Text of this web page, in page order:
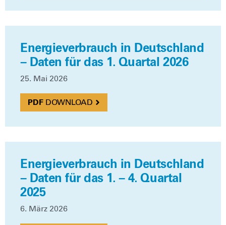
Energieverbrauch in Deutschland
– Daten für das 1. Quartal 2026
25. Mai 2026
DOWN­LOAD
Energieverbrauch in Deutschland
– Daten für das 1. – 4. Quartal
2025
6. März 2026